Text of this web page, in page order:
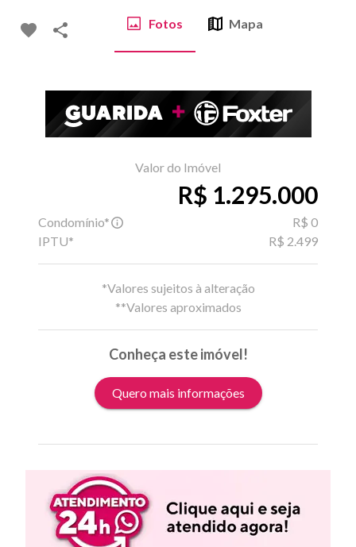
Fotos Mapa
Valor do Imóvel
R$ 1.295.000
Condomínio*
R$ 0
IPTU*
R$ 2.499
*Valores sujeitos à alteração
**Valores aproximados
Conheça este imóvel!
Quero mais informações